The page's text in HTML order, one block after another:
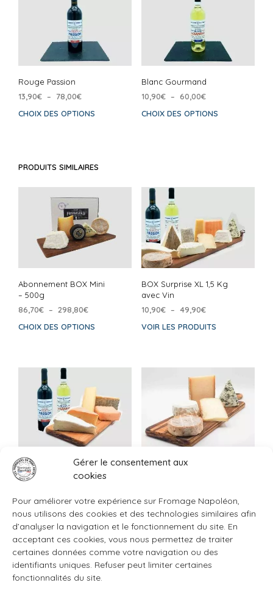
Gérer le consentement aux
cookies
Pour améliorer votre expérience sur Fromage Napoléon,
nous utilisons des cookies et des technologies similaires afin
d’analyser la navigation et le fonctionnement du site. En
acceptant ces cookies, vous nous permettez de traiter
certaines données comme votre navigation ou des
identifiants uniques. Refuser peut limiter certaines
fonctionnalités du site.
Rouge Passion
13,90€ – 78,00€Plage
prix :
CHOIX DES OPTIONS
Ce
options
peuvent
être
choisies
page
produit
Blanc Gourmand
10,90€ – 60,00€Plage
prix :
CHOIX DES OPTIONS
PRODUITS SIMILAIRES
Abonnement BOX Mini
– 500g
86,70€ – 298,80€Plage
prix :
298,80€
CHOIX DES OPTIONS
Ce
plusieurs
être
choisies
la
produit
BOX Surprise XL 1,5 Kg
avec Vin
10,90€ – 49,90€Plage
prix :
49,90€
VOIR LES PRODUITS
BOX Surprise VACHE 1
Kg avec Vin
de
prix :
10,90€
à
VOIR LES PRODUITS
BOX Surprise de
AJOUTER AU PANIER